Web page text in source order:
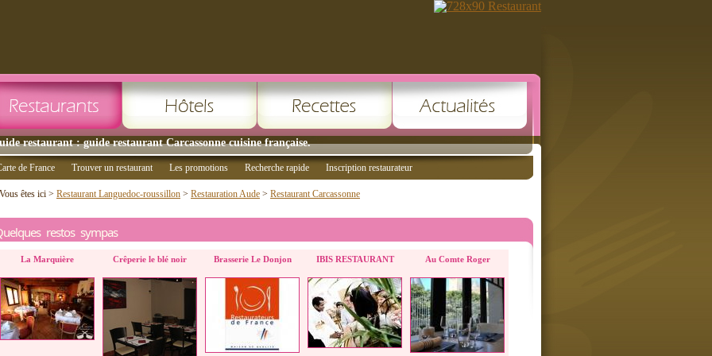
restaurant : guide restaurant Carcassonne cuisine française.
de France Trouver un restaurant Les promotions Recherche rapide Inscription restaurateur
Vous êtes ici > Restaurant Languedoc-roussillon > Restauration Aude > Restaurant Carcassonne
restos sympas
La Marquière Crêperie le blé noir Brasserie Le Donjon IBIS RESTAURANT Au Comte Roger